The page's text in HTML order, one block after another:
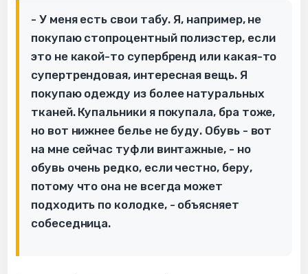
- У меня есть свои табу. Я, например, не
покупаю стопроцентный полиэстер, если
это не какой-то супербренд или какая-то
супертрендовая, интересная вещь. Я
покупаю одежду из более натуральных
тканей. Купальники я покупала, бра тоже,
но вот нижнее белье не буду. Обувь - вот
на мне сейчас туфли винтажные, - но
обувь очень редко, если честно, беру,
потому что она не всегда может
подходить по колодке, - объясняет
собеседница.